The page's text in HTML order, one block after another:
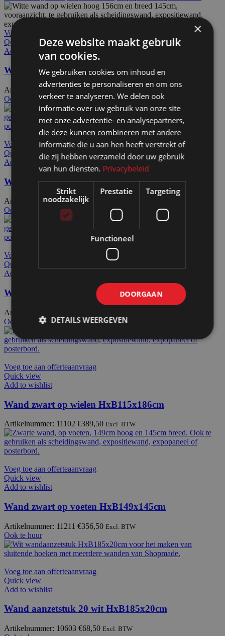
Voeg toe aan offerteaanvraag
Quick view
Add to wishlist
Wand wit op wielen HxB156x145cm
Artikelnummer: 10111€ 374,00
Ook te huur
Voeg toe aan offerteaanvraag
Quick view
Add to wishlist
Wand zwart op wielen HxB115x104cm
Artikelnummer: 11100€327,50
Ook te huur
Voeg toe aan offerteaanvraag
Quick view
Add to wishlist
Wand zwart op wielen HxB115x145cm
Artikelnummer: 11101
Ook te huur
Voeg toe aan offerteaanvraag
Quick view
Add to wishlist
Wand zwart op wielen HxB115x186cm
Artikelnummer: 11102 €389,50 Excl. BTW
Voeg toe aan offerteaanvraag
Quick view
Add to wishlist
Wand zwart op voeten HxB149x145cm
Artikelnummer: 11211 €356,50 Excl. BTW
Ook te huur
Voeg toe aan offerteaanvraag
Quick view
Add to wishlist
Wand aanzetstuk 20 wit HxB185x20cm
Artikelnummer: 10603 €68,50 Excl. BTW
×
Deze website maakt gebruik
van cookies.
We gebruiken cookies om inhoud en
advertenties te personaliseren en om ons
verkeer te analyseren. We delen ook
informatie over uw gebruik van onze site
met onze advertentie- en analysepartners,
die deze kunnen combineren met andere
informatie die u aan hen heeft verstrekt of
die zij hebben verzameld door uw gebruik
van hun diensten. Privacybeleid
Strikt
noodzakelijk
Prestatie Targeting
Functioneel
DOORGAAN
DETAILS WEERGEVEN